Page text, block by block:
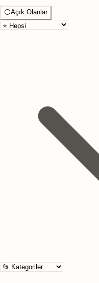
⚪Açık Olanlar